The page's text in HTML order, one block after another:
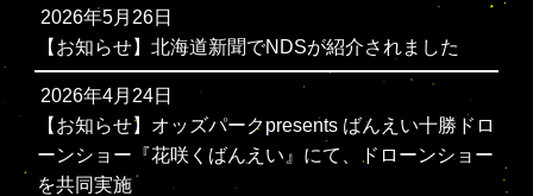
2026年5月26日
【お知らせ】北海道新聞でNDSが紹介されました
2026年4月24日
【お知らせ】オッズパークpresents ばんえい十勝ドロ
ーンショー『花咲くばんえい』にて、ドローンショー
を共同実施